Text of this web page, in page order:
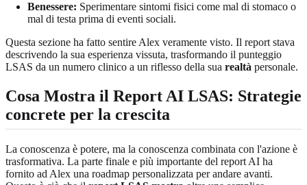
Benessere: Sperimentare sintomi fisici come mal di stomaco o
mal di testa prima di eventi sociali.
Questa sezione ha fatto sentire Alex veramente visto. Il report stava
descrivendo la sua esperienza vissuta, trasformando il punteggio
LSAS da un numero clinico a un riflesso della sua realtà personale.
Cosa Mostra il Report AI LSAS: Strategie
concrete per la crescita
La conoscenza è potere, ma la conoscenza combinata con l'azione è
trasformativa. La parte finale e più importante del report AI ha
fornito ad Alex una roadmap personalizzata per andare avanti.